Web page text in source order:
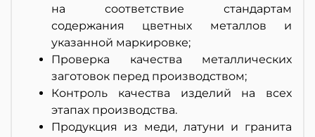
на соответствие стандартам
содержания цветных металлов и
указанной маркировке;
Проверка качества металлических
заготовок перед производством;
Контроль качества изделий на всех
этапах производства.
Продукция из меди, латуни и гранита